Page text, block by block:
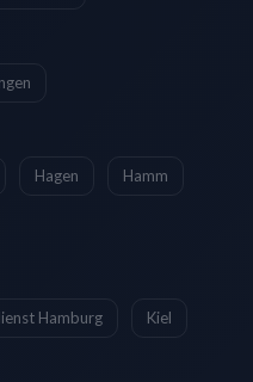
Hagen Hamm
Hamburg Kiel